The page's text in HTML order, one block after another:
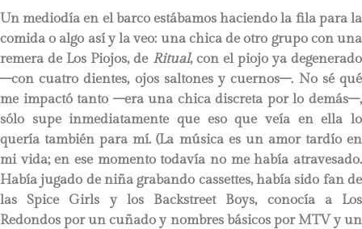
Un mediodía en el barco estábamos haciendo la fila para la
comida o algo así y la veo: una chica de otro grupo con una
remera de Los Piojos, de Ritual, con el piojo ya degenerado
–con cuatro dientes, ojos saltones y cuernos–. No sé qué
me impactó tanto –era una chica discreta por lo demás–,
sólo supe inmediatamente que eso que veía en ella lo
quería también para mí. (La música es un amor tardío en
mi vida; en ese momento todavía no me había atravesado.
Había jugado de niña grabando cassettes, había sido fan de
las Spice Girls y los Backstreet Boys, conocía a Los
Redondos por un cuñado y nombres básicos por MTV y un